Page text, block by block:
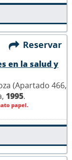
Reservar
en la salud y
(Apartado 466,
1995.
papel.